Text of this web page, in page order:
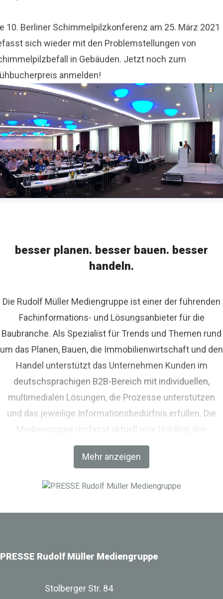
10. Berliner Schimmelpilzkonferenz am 25. März 2021
sich wieder mit den Problemstellungen von
in Gebäuden. Jetzt noch zum
anmelden!
besser planen. besser bauen. besser
handeln.
Mehr anzeigen
Die Rudolf Müller Mediengruppe ist einer der führenden
Fachinformations- und Lösungsanbieter für die
Baubranche. Als Spezialist für Trends und Themen rund
um das Planen, Bauen, die Immobilienwirtschaft und den
Handel unterstützt das Unternehmen Kunden im
deutschsprachigen B2B-Bereich mit individuellen,
multimedialen Lösungen, die Prozesse unterstützen
und das jeweilige Informationsbedürfnis erfüllen. Die
Mediengruppe umfasst aktuell eine Holding, den
Fachverlag RM Rudolf Müller Medien und mit der BIM
World MUNICH eine Netzwerkplattform für Akteure der
PRESSE Rudolf Müller Mediengruppe
Stolberger Str. 84